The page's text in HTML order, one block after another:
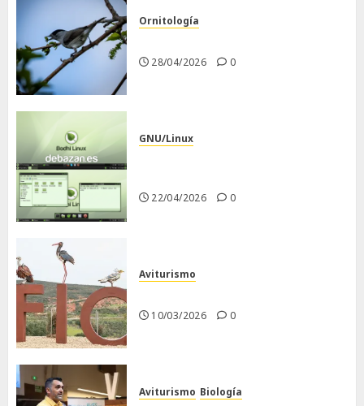
Ornitología
28/04/2026 0
GNU/Linux
22/04/2026 0
Aviturismo
10/03/2026 0
Aviturismo Biología